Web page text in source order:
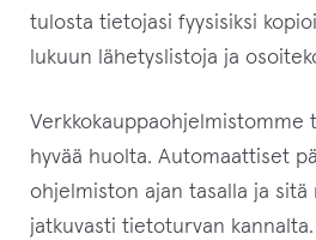
tulosta tietojasi fyysisiksi
lukuun lähetyslistoja ja
Verkkokauppaohjelmistomme
hyvää huolta. Automaattiset
ohjelmiston ajan tasalla ja sitä
jatkuvasti tietoturvan kannalta.